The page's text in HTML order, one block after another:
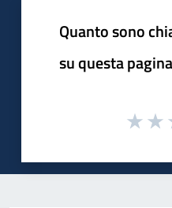
Quanto sono
su questa